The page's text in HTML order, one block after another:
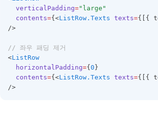
verticalPadding="large"
contents={<ListRow.Texts texts={[{
/>
// 좌우 패딩 제거
<ListRow
horizontalPadding={ 0 }
contents={<ListRow.Texts texts={[{
/>